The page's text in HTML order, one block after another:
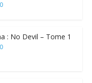
0
: No Devil – Tome 1
0